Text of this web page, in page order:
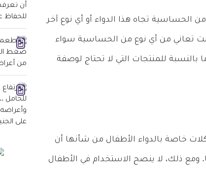
الحساسية تجاه هذا الدواء أو أي نوع آخر
تعاني من أي نوع من الحساسية سواء
للمنتجات التي لا تحتاج لوصفة
خاصة بالدواء الأطفال من شأنها أن
فالسارتان في الأطفال من سن 6 إلى 16 عامًا. ومع ذلك، لا ينصح الاستخدام في الأطفال